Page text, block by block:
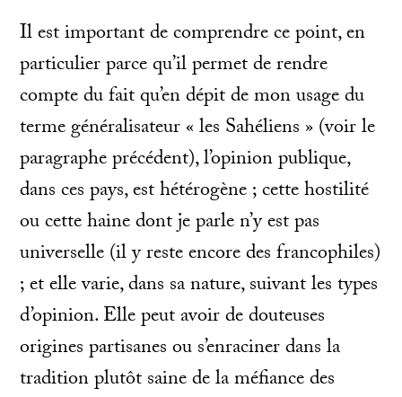
Il est important de comprendre ce point, en
particulier parce qu’il permet de rendre
compte du fait qu’en dépit de mon usage du
terme généralisateur « les Sahéliens » (voir le
paragraphe précédent), l’opinion publique,
dans ces pays, est hétérogène ; cette hostilité
ou cette haine dont je parle n’y est pas
universelle (il y reste encore des francophiles)
; et elle varie, dans sa nature, suivant les types
d’opinion. Elle peut avoir de douteuses
origines partisanes ou s’enraciner dans la
tradition plutôt saine de la méfiance des